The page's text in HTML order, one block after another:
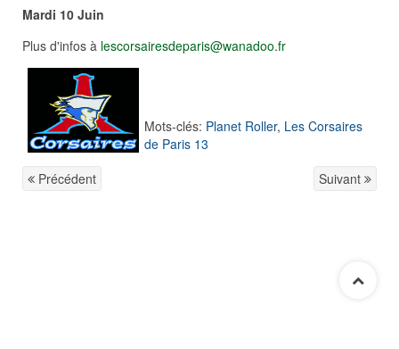
Mardi 10 Juin
Plus d'infos à lescorsairesdeparis@wanadoo.fr
Mots-clés: Planet Roller, Les Corsaires
de Paris 13
Précédent
Suivant